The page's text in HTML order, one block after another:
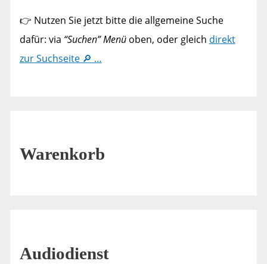
👉 Nutzen Sie jetzt bitte die allgemeine Suche
dafür: via “Suchen” Menüoben, oder gleich direkt
zur Suchseite 🔎 …
Warenkorb
Audiodienst